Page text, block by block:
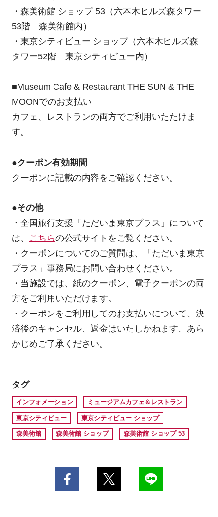
・森美術館 ショップ 53（六本木ヒルズ森タワー
53階 森美術館内）
・東京シティビュー ショップ（六本木ヒルズ森
タワー52階 東京シティビュー内）
■Museum Cafe & Restaurant THE SUN & THE
MOONでのお支払い
カフェ、レストランの両方でご利用いたたけま
す。
●クーポン有効期間
クーポンに記載の内容をご確認ください。
●その他
・全国旅行支援「ただいま東京プラス」について
は、
こちらの公式サイトをご覧ください。
・クーポンについてのご質問は、「ただいま東京
プラス」事務局にお問い合わせください。
・当施設では、紙のクーポン、電子クーポンの両
方をご利用いただけます。
・クーポンをご利用してのお支払いについて、決
済後のキャンセル、返金はいたしかねます。あら
かじめご了承ください。
タグ
インフォメーション ミュージアムカフェ＆レストラン
東京シティビュー 東京シティビュー ショップ
森美術館 森美術館 ショップ 森美術館 ショップ 53